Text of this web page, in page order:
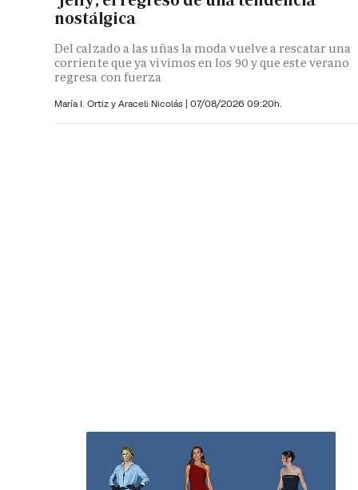
nostálgica
Del calzado a las uñas la moda vuelve a rescatar una
corriente que ya vivimos en los 90 y que este verano
regresa con fuerza
María I. Ortiz y Araceli Nicolás | 07/08/2026 09:20h.